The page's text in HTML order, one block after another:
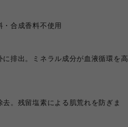
合成香料不使用
排出。ミネラル成分が血液循環を高
。残留塩素による肌荒れを防ぎま